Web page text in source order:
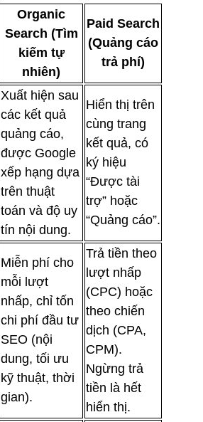
Organic
Search (Tìm
kiếm tự
nhiên)
Paid Search
(Quảng cáo
trả phí)
Xuất hiện sau
các kết quả
quảng cáo,
được Google
xếp hạng dựa
trên thuật
toán và độ uy
tín nội dung.
Hiển thị trên
cùng trang
kết quả, có
ký hiệu
“Được tài
trợ” hoặc
“Quảng cáo”.
Miễn phí cho
mỗi lượt
nhấp, chỉ tốn
chi phí đầu tư
SEO (nội
dung, tối ưu
kỹ thuật, thời
gian).
Trả tiền theo
lượt nhấp
(CPC) hoặc
theo chiến
dịch (CPA,
CPM).
Ngừng trả
tiền là hết
hiển thị.